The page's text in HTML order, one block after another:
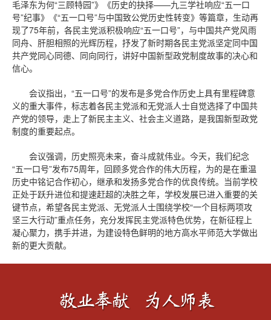
毛泽东为何“三顾特园”》《历史的抉择——九三学社响应“五一口
号”纪事》《“五一口号”与中国致公党历史性转变》等篇章，生动再
现了75年前，各民主党派积极响应“五一口号”，与中国共产党风雨
同舟、肝胆相照的光辉历程，抒发了新时期各民主党派坚定同中国
共产党同心同德、同向同行，讲好中国新型政党制度故事的决心和
信心。
会议指出，“五一口号”的发布是多党合作历史上具有里程碑意
义的重大事件，标志着各民主党派和无党派人士自觉选择了中国共
产党的领导，走上了新民主主义、社会主义道路，是我国新型政党
制度的重要起点。
会议强调，历史照亮未来，奋斗成就伟业。今天，我们纪念
“五一口号”发布75周年，回顾多党合作的伟大历程，为的是在重温
历史中铭记合作初心，继承和发扬多党合作的优良传统。当前学校
正处于跃升进位和提速赶超的决胜之年，学校发展已进入重要的关
键节点，希望各民主党派、无党派人士围绕学校“一个目标两项攻
坚三大行动”重点任务，充分发挥民主党派特色优势，在新征程上
凝心聚力，携手并进，为建设特色鲜明的地方高水平师范大学做出
新的更大贡献。